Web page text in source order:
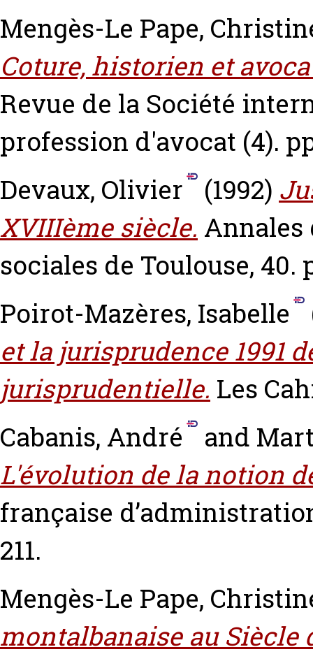
Mengès-Le Pape,
Coture, historien et
Revue de la Société
profession d'avocat (4).
Devaux, Olivier
(1992)
XVIIIème siècle. Annales
sociales de Toulouse, 40.
Poirot-Mazères, Isabelle
et la jurisprudence 1991
jurisprudentielle. Les
Cabanis, André
and
L'évolution de la notion
française
211.
Mengès-Le Pape,
montalbanaise au Siècle